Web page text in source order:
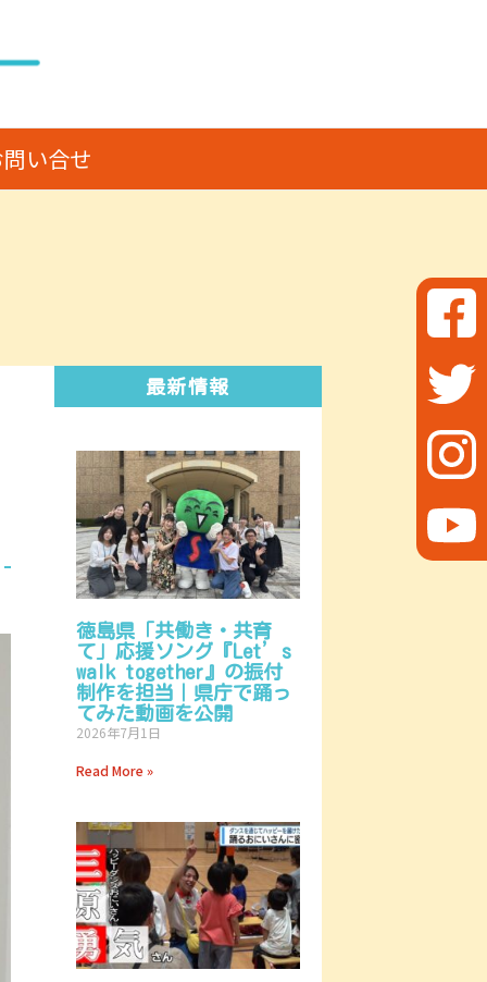
い合せ
最新情報
徳島県「共働き・共育
て」応援ソング『Let’s
walk together』の振付
制作を担当｜県庁で踊っ
てみた動画を公開
2026年7月1日
Read More »